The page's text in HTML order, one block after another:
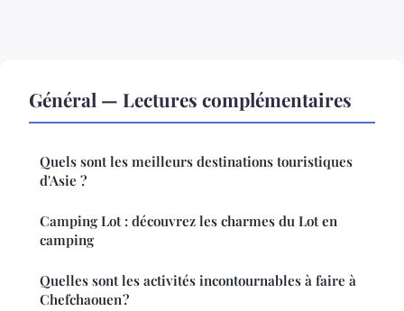
Général — Lectures complémentaires
Quels sont les meilleurs destinations touristiques
d'Asie ?
Camping Lot : découvrez les charmes du Lot en
camping
Quelles sont les activités incontournables à faire à
Chefchaouen ?